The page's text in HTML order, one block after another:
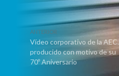
ANTERIOR
Vídeo corporativo de la AEC,
producido con motivo de su
70º Aniversario